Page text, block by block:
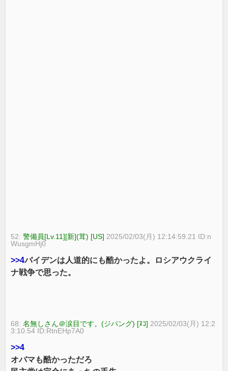
52:警備員[Lv.11][新](茸) [US] 2025/02/03(月) 12:14:59.21 ID:n
WusgmHj0
>>4バイデンは人道的にも酷かったよ。ロシアウクライ
ナ戦争で思った。
68:名無しさん＠涙目です。(ジパング) [ﾇｺ] 2025/02/03(月) 12:2
3:10.54 ID:RtnEHp7A0
>>4
オバマも酷かっただろ